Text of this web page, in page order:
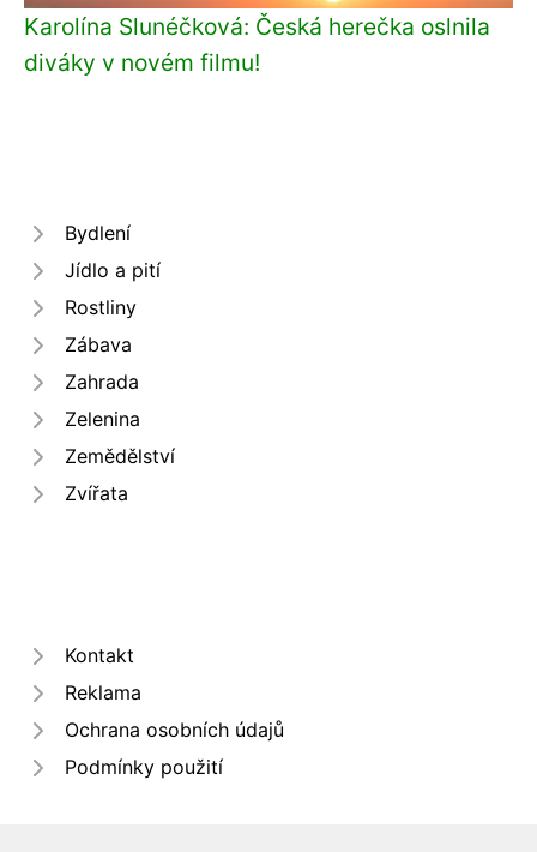
Karolína Slunéčková: Česká herečka oslnila
diváky v novém filmu!
Bydlení
Jídlo a pití
Rostliny
Zábava
Zahrada
Zelenina
Zemědělství
Zvířata
Kontakt
Reklama
Ochrana osobních údajů
Podmínky použití